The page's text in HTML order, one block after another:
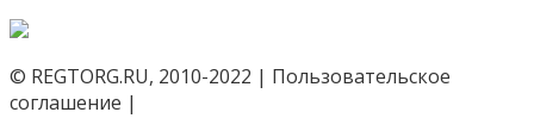
© REGTORG.RU, 2010-2022 | Пользовательское
соглашение |